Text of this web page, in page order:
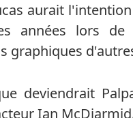
aurait
années lors
graphiques
deviendrait
Ian